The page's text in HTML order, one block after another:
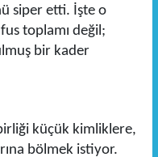
siper etti. İşte o
toplamı değil;
bir kader
küçük kimliklere,
bölmek istiyor.